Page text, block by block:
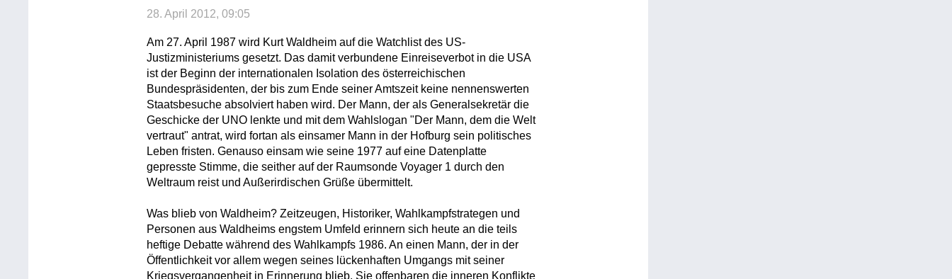
28. April 2012, 09:05
Am 27. April 1987 wird Kurt Waldheim auf die Watchlist des US-
Justizministeriums gesetzt. Das damit verbundene Einreiseverbot in die USA
ist der Beginn der internationalen Isolation des österreichischen
Bundespräsidenten, der bis zum Ende seiner Amtszeit keine nennenswerten
Staatsbesuche absolviert haben wird. Der Mann, der als Generalsekretär die
Geschicke der UNO lenkte und mit dem Wahlslogan "Der Mann, dem die Welt
vertraut" antrat, wird fortan als einsamer Mann in der Hofburg sein politisches
Leben fristen. Genauso einsam wie seine 1977 auf eine Datenplatte
gepresste Stimme, die seither auf der Raumsonde Voyager 1 durch den
Weltraum reist und Außerirdischen Grüße übermittelt.
Was blieb von Waldheim? Zeitzeugen, Historiker, Wahlkampfstrategen und
Personen aus Waldheims engstem Umfeld erinnern sich heute an die teils
heftige Debatte während des Wahlkampfs 1986. An einen Mann, der in der
Öffentlichkeit vor allem wegen seines lückenhaften Umgangs mit seiner
Kriegsvergangenheit in Erinnerung blieb. Sie offenbaren die inneren Konflikte